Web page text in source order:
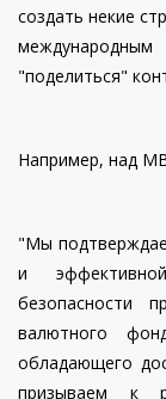
создать некие
"поделиться"
Например, над
"Мы
и
безопасности
валютного
обладающего
призываем к